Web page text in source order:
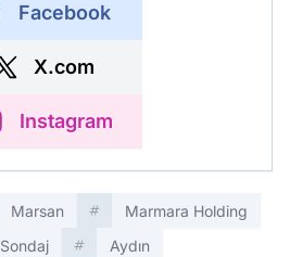
Facebook
X.com
Instagram
Marsan
Marmara Holding
Sondaj
Aydın